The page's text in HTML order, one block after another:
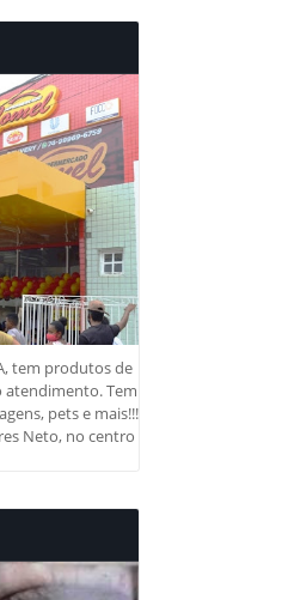
tem produtos de
atendimento. Tem
pets e mais!!!
Neto, no centro